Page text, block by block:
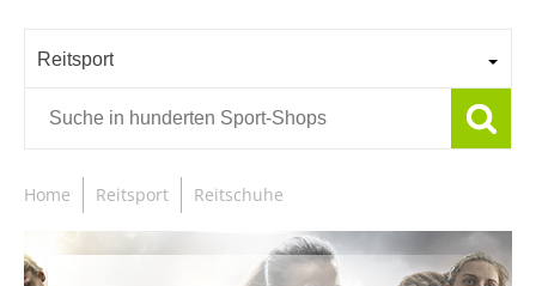
Reitsport
Home Reitsport Reitschuhe